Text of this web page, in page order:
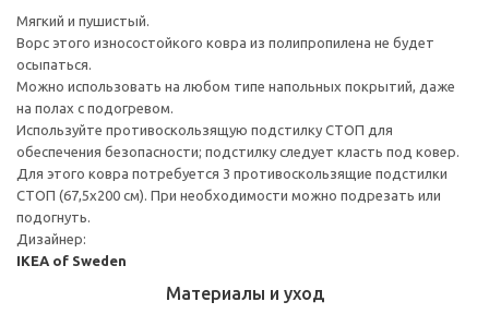
Мягкий и пушистый.
Ворс этого износостойкого ковра из полипропилена не будет
осыпаться.
Можно использовать на любом типе напольных покрытий, даже
на полах с подогревом.
Используйте противоскользящую подстилку СТОП для
обеспечения безопасности; подстилку следует класть под ковер.
Для этого ковра потребуется 3 противоскользящие подстилки
СТОП (67,5x200 см). При необходимости можно подрезать или
подогнуть.
Дизайнер:
IKEA of Sweden
Материалы и уход